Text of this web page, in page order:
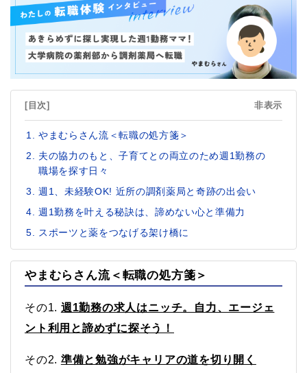
[目次] 非表示
やまむらさん流＜転職の処方箋＞
夫の協力のもと、子育てとの両立のため週1勤務の
職場を探す日々
週1、未経験OK! 近所の調剤薬局と奇跡の出会い
週1勤務を叶える秘訣は、諦めない心と準備力
スポーツと薬をつなげる架け橋に
やまむらさん流＜転職の処方箋＞
その1. 週1勤務の求人はニッチ。自力、エージェ
ント利用と諦めずに探そう！
その2. 準備と勉強がキャリアの道を切り開く